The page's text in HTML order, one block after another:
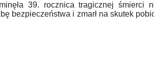
39. rocznica tragicznej śmierci
bezpieczeństwa i zmarł na skutek